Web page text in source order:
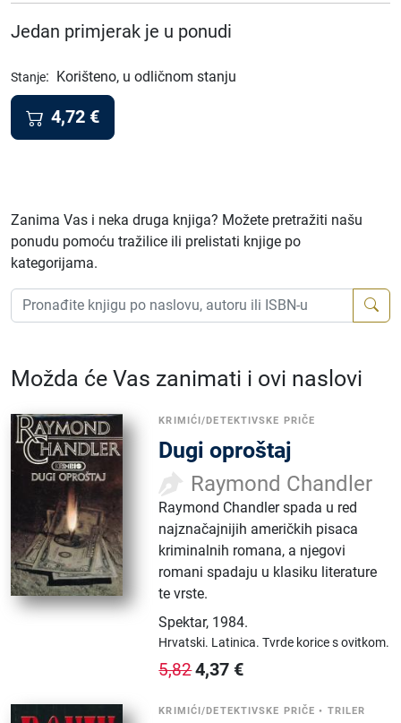
Jedan primjerak je u ponudi
Stanje: Korišteno, u odličnom stanju
4,72 €
Zanima Vas i neka druga knjiga? Možete pretražiti našu
ponudu pomoću tražilice ili prelistati knjige po
kategorijama.
Možda će Vas zanimati i ovi naslovi
KRIMIĆI/DETEKTIVSKE PRIČE
Dugi oproštaj
Raymond Chandler
Raymond Chandler spada u red
najznačajnijih američkih pisaca
kriminalnih romana, a njegovi
romani spadaju u klasiku literature
te vrste.
Spektar, 1984.
Hrvatski. Latinica.Tvrde korice s ovitkom.
5,824,37 €
KRIMIĆI/DETEKTIVSKE PRIČE • TRILER